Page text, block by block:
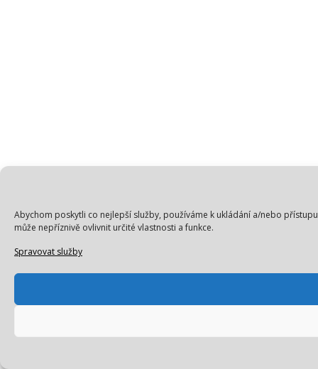
Abychom poskytli co nejlepší služby, používáme k ukládání a/nebo
může nepříznivě ovlivnit určité vlastnosti a funkce.
Spravovat služby